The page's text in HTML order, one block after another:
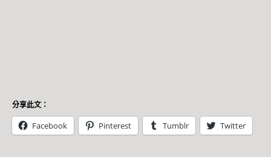
分享此文：
Facebook Pinterest Tumblr Twitter